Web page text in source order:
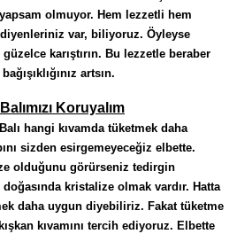
olmuyor. Hem lezzetli hem
var, biliyoruz. Öyleyse
karıştırın. Bu lezzetle beraber
artsın.
Koruyalım
hangi kıvamda tüketmek daha
sizden esirgemeyeceğiz elbette.
olduğunu görürseniz tedirgin
kristalize olmak vardır. Hatta
daha uygun diyebiliriz. Fakat tüketme
kıvamını tercih ediyoruz. Elbette